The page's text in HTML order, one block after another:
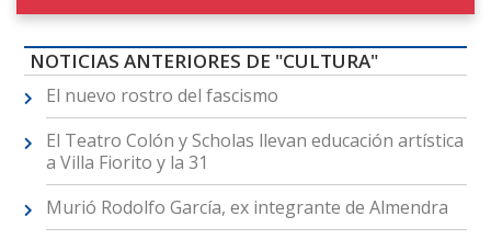
NOTICIAS ANTERIORES DE "CULTURA"
El nuevo rostro del fascismo
El Teatro Colón y Scholas llevan educación artística
a Villa Fiorito y la 31
Murió Rodolfo García, ex integrante de Almendra